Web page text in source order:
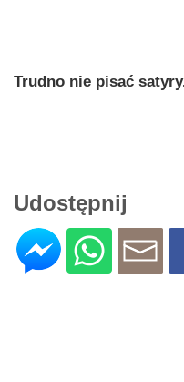
Trudno nie pisać
Udostępnij